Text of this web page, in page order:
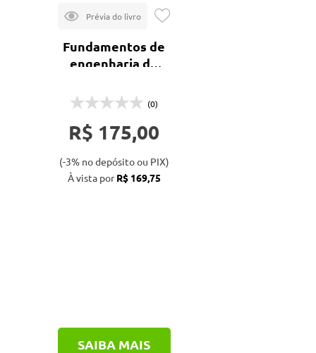
Fundamentos de
engenharia de
(0)
R$ 175,00
(-3% no depósito ou PIX)
À vista porR$ 169,75
SAIBA MAIS